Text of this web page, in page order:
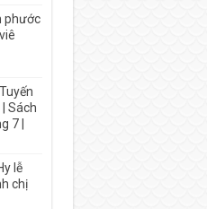
phước
Sách
7 |
lễ
chị